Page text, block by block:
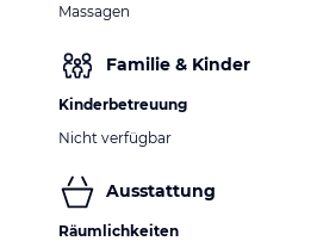
Massagen
Familie & Kinder
Kinderbetreuung
Nicht verfügbar
Ausstattung
Räumlichkeiten